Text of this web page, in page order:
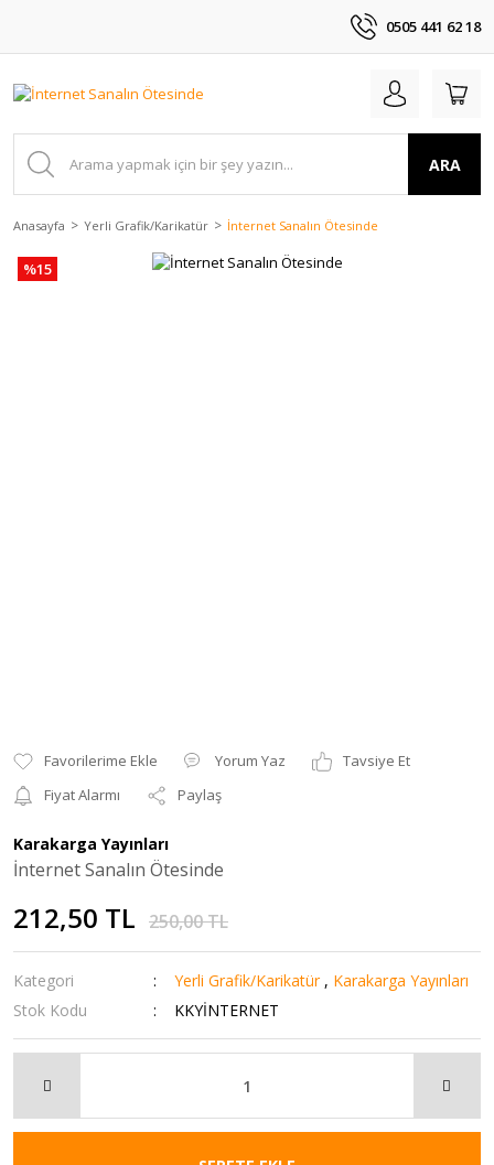
0505 441 62 18
ARA
Anasayfa Yerli Grafik/Karikatür İnternet Sanalın Ötesinde
%15
Yorum Yaz
Tavsiye Et
Fiyat Alarmı
Paylaş
Karakarga Yayınları
İnternet Sanalın Ötesinde
212,50 TL 250,00 TL
Kategori Yerli Grafik/Karikatür , Karakarga Yayınları
Stok Kodu
KKYİNTERNET